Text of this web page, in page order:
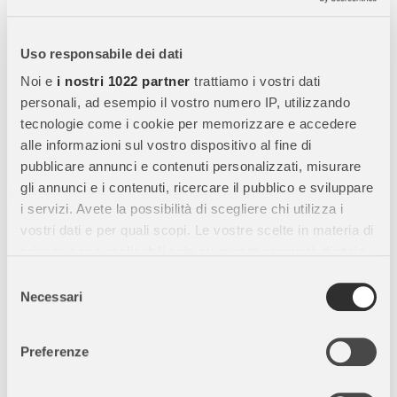
Uso responsabile dei dati
Noi e i nostri 1022 partner trattiamo i vostri dati
personali, ad esempio il vostro numero IP, utilizzando
tecnologie come i cookie per memorizzare e accedere
alle informazioni sul vostro dispositivo al fine di
pubblicare annunci e contenuti personalizzati, misurare
gli annunci e i contenuti, ricercare il pubblico e sviluppare
i servizi. Avete la possibilità di scegliere chi utilizza i
vostri dati e per quali scopi. Le vostre scelte in materia di
modificare o revocare il proprio consenso in qualsiasi
momento dalla Dichiarazione sui cookie o facendo clic
delNecessari
Preferenze
Realistico in Resina
Scopri il Schleich Castrone America Saddlebred, una
miniatura realistica di cavalloperfetta per bambini,
collezionisti e appassionati di equitazione. Grazie al suodesign
accurato e materiali durevoli, questa figura unisce
educativo, collezionismo e fantasia.
Caratteristiche Principali:
progettata per durare nel tempo.
cavallo Castrone
, con dettagli di criniera, muso, zampe e
postura naturale.